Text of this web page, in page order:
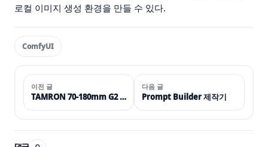
로컬 이미지 생성 환경을 만들 수 있다.
ComfyUI
이전 글
TAMRON 70-180mm G2 사용기: 70-200을 쓰던 아빠의 소회
다음 글
Prompt Builder 제작기